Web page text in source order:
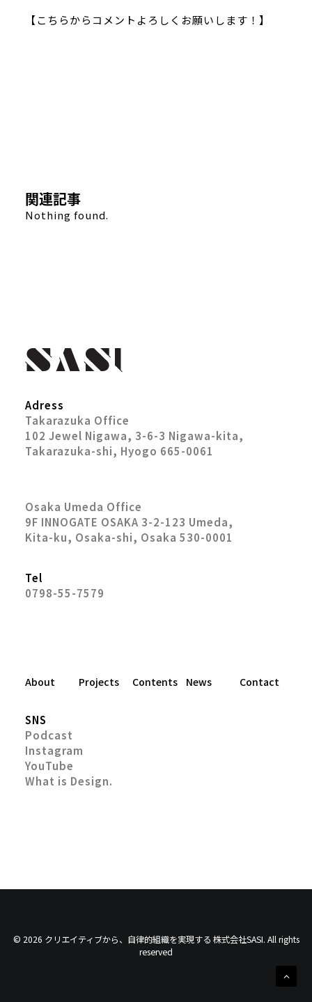
【こちらからコメントよろしくお願いします！】
関連記事
Nothing found.
Adress
Takarazuka Office
102 Jewel Nigawa, 3-6-3 Nigawa-kita,
Takarazuka-shi, Hyogo 665-0061
Osaka Umeda Office
9F INNOGATE OSAKA 3-2-123 Umeda,
Kita-ku, Osaka-shi, Osaka 530-0001
Tel
0798-55-7579
About Projects Contents News Contact
SNS
Podcast
Instagram
YouTube
What is Design.
© 2026 クリエイティブから、自律的組織を実現する 株式会社SASI. All rights
reserved